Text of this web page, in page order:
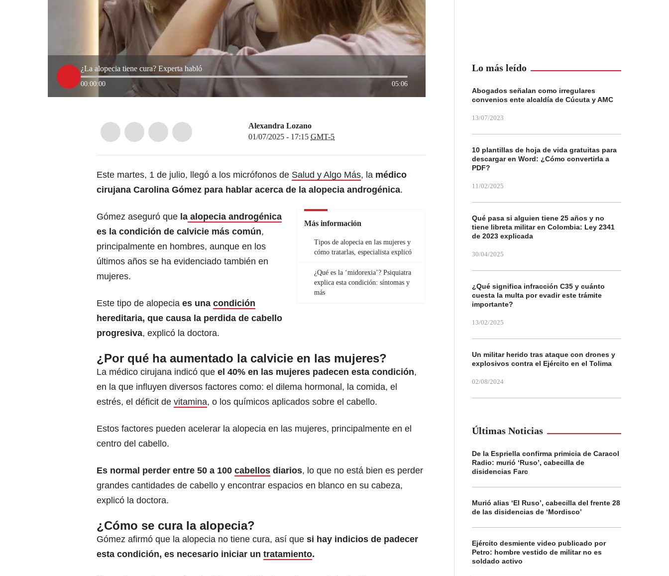
¿La alopecia tiene cura? Experta habló
00:00:00 05:06
Alexandra Lozano
01/07/2025 - 17:15 GMT-5
Este martes, 1 de julio, llegó a los micrófonos de Salud y Algo Más, la médico
cirujana Carolina Gómez para hablar acerca de la alopecia androgénica.
Más información
Tipos de alopecia en las mujeres y
cómo tratarlas, especialista explicó
¿Qué es la ‘midorexia’? Psiquiatra
explica esta condición: síntomas y
más
Gómez aseguró que la alopecia androgénica
es la condición de calvicie más común,
principalmente en hombres, aunque en los
últimos años se ha evidenciado también en
mujeres.
Este tipo de alopecia es una condición
hereditaria, que causa la perdida de cabello
progresiva, explicó la doctora.
¿Por qué ha aumentado la calvicie en las mujeres?
La médico cirujana indicó que el 40% en las mujeres padecen esta condición,
en la que influyen diversos factores como: el dilema hormonal, la comida, el
estrés, el déficit de vitamina, o los químicos aplicados sobre el cabello.
Estos factores pueden acelerar la alopecia en las mujeres, principalmente en el
centro del cabello.
Es normal perder entre 50 a 100 cabellos diarios, lo que no está bien es perder
grandes cantidades de cabello y encontrar espacios en blanco en su cabeza,
explicó la doctora.
¿Cómo se cura la alopecia?
Gómez afirmó que la alopecia no tiene cura, así que si hay indicios de padecer
esta condición, es necesario iniciar un tratamiento.
Lo más leído
Abogados señalan como irregulares
convenios ente alcaldía de Cúcuta y AMC
13/07/2023
10 plantillas de hoja de vida gratuitas para
descargar en Word: ¿Cómo convertirla a
PDF?
11/02/2025
Qué pasa si alguien tiene 25 años y no
tiene libreta militar en Colombia: Ley 2341
de 2023 explicada
30/04/2025
¿Qué significa infracción C35 y cuánto
cuesta la multa por evadir este trámite
importante?
13/02/2025
Un militar herido tras ataque con drones y
explosivos contra el Ejército en el Tolima
02/08/2024
Últimas Noticias
De la Espriella confirma primicia de Caracol
Radio: murió ‘Ruso’, cabecilla de
disidencias Farc
Murió alias ‘El Ruso’, cabecilla del frente 28
de las disidencias de ‘Mordisco’
Ejército desmiente video publicado por
Petro: hombre vestido de militar no es
soldado activo